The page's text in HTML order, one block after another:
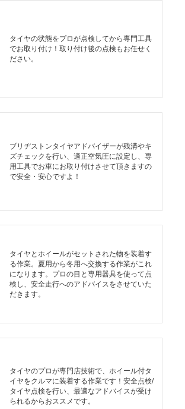
タイヤの状態をプロが点検してから専門工具
でお取り付け！取り付け後の点検もお任せく
ださい。
ブリヂストンタイヤアドバイザーが残溝やキ
ズチェックを行い、適正空気圧に設定し、専
用工具でお車にお取り付けさせて頂きますの
で安全・安心ですよ！
タイヤとホイールがセットされた物を装着す
る作業。夏用から冬用へ交換する作業がこれ
になります。プロの目と専用器具を使って点
検し、安全走行へのアドバイスをさせていた
だきます。
タイヤのプロが専門店技術で、ホイール付タ
イヤをクルマに装着する作業です！安全点検/
タイヤ点検を行い、最適なアドバイスが受け
られるからおススメです。